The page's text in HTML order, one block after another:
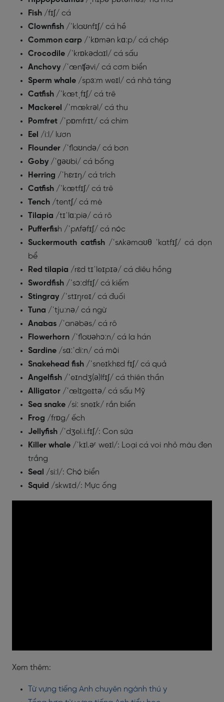
Fish /fɪʃ/ cá
Clownfish /ˈklaʊnfɪʃ/ cá hề
Common carp /ˈkɒmən kɑːp/ cá chép
Crocodile /ˈkrɒkədaɪl/ cá sấu
Anchovy /ˈænʧəvi/ cá cơm biển
Sperm whale /spɜːm weɪl/ cá nhà táng
Catfish /ˈkætˌfɪʃ/ cá trê
Mackerel /ˈmækrəl/ cá thu
Pomfret /ˈpɒmfrɪt/ cá chim
Eel /iːl/ lươn
Flounder /ˈflaʊndə/ cá bơn
Goby /ˈɡəʊbi/ cá bống
Herring /ˈhɛrɪŋ/ cá trích
Catfish /ˈkætfɪʃ/ cá trê
Tench /tentʃ/ cá mè
Tilapia /tɪˈlɑːpiə/ cá rô
Pufferfish /ˈpʌfəfɪʃ/ cá nóc
Suckermouth catfish /ˈsʌkəmaʊθ ˈkatfɪʃ/ cá dọn
bể
Red tilapia /rɛd tɪˈleɪpɪə/ cá diêu hồng
Swordfish /ˈsɔːdfɪʃ/ cá kiếm
Stingray /ˈstɪŋreɪ/ cá đuối
Tuna /ˈtjuːnə/ cá ngừ
Anabas /ˈanəbəs/ cá rô
Flowerhorn /ˈflaʊəhɔːn/ cá la hán
Sardine /sɑːˈdiːn/ cá mòi
Snakehead fish /ˈsneɪkhɛd fɪʃ/ cá quả
Angelfish /ˈeɪndʒ(ə)lfɪʃ/ cá thiên thần
Alligator /ˈælɪgeɪtə/ cá sấu Mỹ
Sea snake /siː sneɪk/ rắn biển
Frog /frɒg/ ếch
Jellyfish /ˈdʒel.i.fɪʃ/: Con sứa
Killer whale /ˈkɪl.əʳ weɪl/: Loại cá voi nhỏ màu đen
trắng
Seal /siːl/: Chó biển
Squid /skwɪd/: Mực ống
Xem thêm:
Từ vựng tiếng Anh chuyên ngành thú y